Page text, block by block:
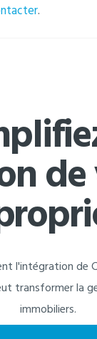
.
l'intégration de
transformer la
immobiliers.